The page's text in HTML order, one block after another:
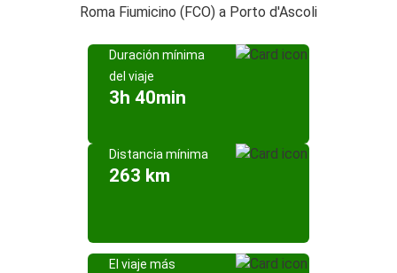
Roma Fiumicino (FCO) a Porto d'Ascoli
Duración mínima
del viaje
3h 40min
Distancia mínima
263 km
El viaje más